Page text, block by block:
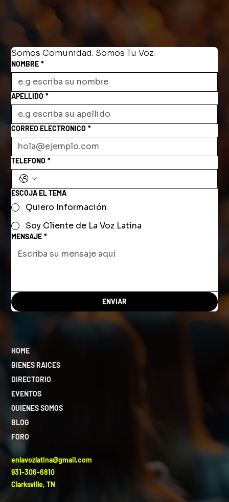
Somos Comunidad. Somos Tu Voz.
NOMBRE *
APELLIDO *
CORREO ELECTRONICO *
TELEFONO *
ESCOJA EL TEMA
Quiero Información
Soy Cliente de La Voz Latina
MENSAJE *
ENVIAR
HOME
BIENES RAICES
DIRECTORIO
EVENTOS
QUIENES SOMOS
BLOG
FORO
enlavozlatina@gmail.com
931-306-6810
Clarksville, TN